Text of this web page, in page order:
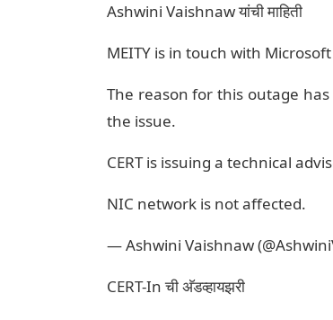
Ashwini Vaishnaw यांची माहिती
MEITY is in touch with
The reason for this outage
the issue.
CERT is issuing a technical
NIC network is not affected.
— Ashwini Vaishnaw
CERT-In ची अ‍ॅडव्हायझरी